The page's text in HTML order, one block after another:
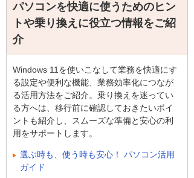
パソコンを快適に使うためのヒン
トや乗り換えに役立つ情報をご紹
介
Windows 11を使いこなして業務を快適にす
る設定や便利な機能、業務効率化につなが
る活用方法をご紹介。乗り換えを迷ってい
る方へは、移行前に確認しておきたいポイ
ントも紹介し、スムーズな準備と安心の利
用をサポートします。
選ぶ時も、使う時も安心！ パソコン活用
ガイド